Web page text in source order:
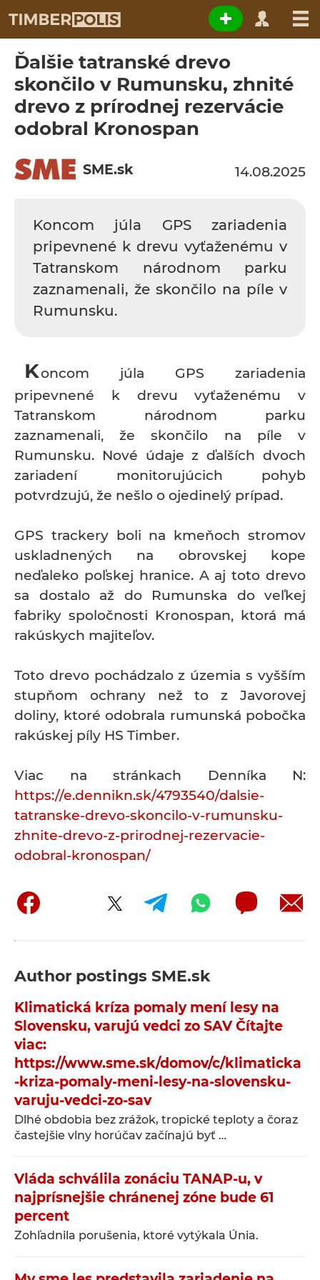
Ďalšie tatranské drevo
skončilo v Rumunsku, zhnité
drevo z prírodnej rezervácie
odobral Kronospan
SME.sk 14.08.2025
Koncom júla GPS zariadenia
pripevnené k drevu vyťaženému v
Tatranskom národnom parku
zaznamenali, že skončilo na píle v
Rumunsku.
Koncom júla GPS zariadenia
pripevnené k drevu vyťaženému v
Tatranskom národnom parku
zaznamenali, že skončilo na píle v
Rumunsku. Nové údaje z ďalších dvoch
zariadení monitorujúcich pohyb
potvrdzujú, že nešlo o ojedinelý prípad.
GPS trackery boli na kmeňoch stromov
uskladnených na obrovskej kope
neďaleko poľskej hranice. A aj toto drevo
sa dostalo až do Rumunska do veľkej
fabriky spoločnosti Kronospan, ktorá má
rakúskych majiteľov.
Toto drevo pochádzalo z územia s vyšším
stupňom ochrany než to z Javorovej
doliny, ktoré odobrala rumunská pobočka
rakúskej píly HS Timber.
Viac na stránkach Denníka N:
https://e.dennikn.sk/4793540/dalsie-
tatranske-drevo-skoncilo-v-rumunsku-
zhnite-drevo-z-prirodnej-rezervacie-
odobral-kronospan/
Author postings SME.sk
Klimatická kríza pomaly mení lesy na
Slovensku, varujú vedci zo SAV Čítajte
viac:
https://www.sme.sk/domov/c/klimaticka
-kriza-pomaly-meni-lesy-na-slovensku-
varuju-vedci-zo-sav
Dlhé obdobia bez zrážok, tropické teploty a čoraz
častejšie vlny horúčav začínajú byť …
Vláda schválila zonáciu TANAP-u, v
najprísnejšie chránenej zóne bude 61
percent
Zohľadnila porušenia, ktoré vytýkala Únia.